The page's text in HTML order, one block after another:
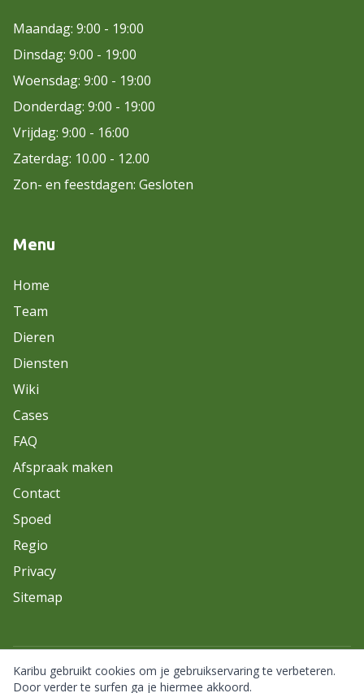
Maandag: 9:00 - 19:00
Dinsdag: 9:00 - 19:00
Woensdag: 9:00 - 19:00
Donderdag: 9:00 - 19:00
Vrijdag: 9:00 - 16:00
Zaterdag: 10.00 - 12.00
Zon- en feestdagen: Gesloten
Menu
Home
Team
Dieren
Diensten
Wiki
Cases
FAQ
Afspraak maken
Contact
Spoed
Regio
Privacy
Sitemap
© 2026 Karibu. Alle rechten voorbehouden.
Karibu gebruikt cookies om je gebruikservaring te verbeteren.
Door verder te surfen ga je hiermee akkoord.